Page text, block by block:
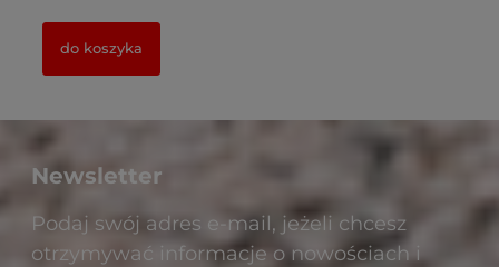
do koszyka
Newsletter
Podaj swój adres e-mail, jeżeli chcesz
otrzymywać informacje o nowościach i